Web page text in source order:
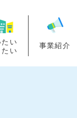
たい
たい
事業紹介